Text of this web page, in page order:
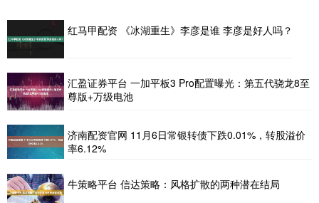
红马甲配资 《冰湖重生》李彦是谁 李彦是好人吗？
汇盈证券平台 一加平板3 Pro配置曝光：第五代骁龙8至
尊版+万级电池
济南配资官网 11月6日常银转债下跌0.01%，转股溢价
率6.12%
牛策略平台 信达策略：风格扩散的两种潜在结局